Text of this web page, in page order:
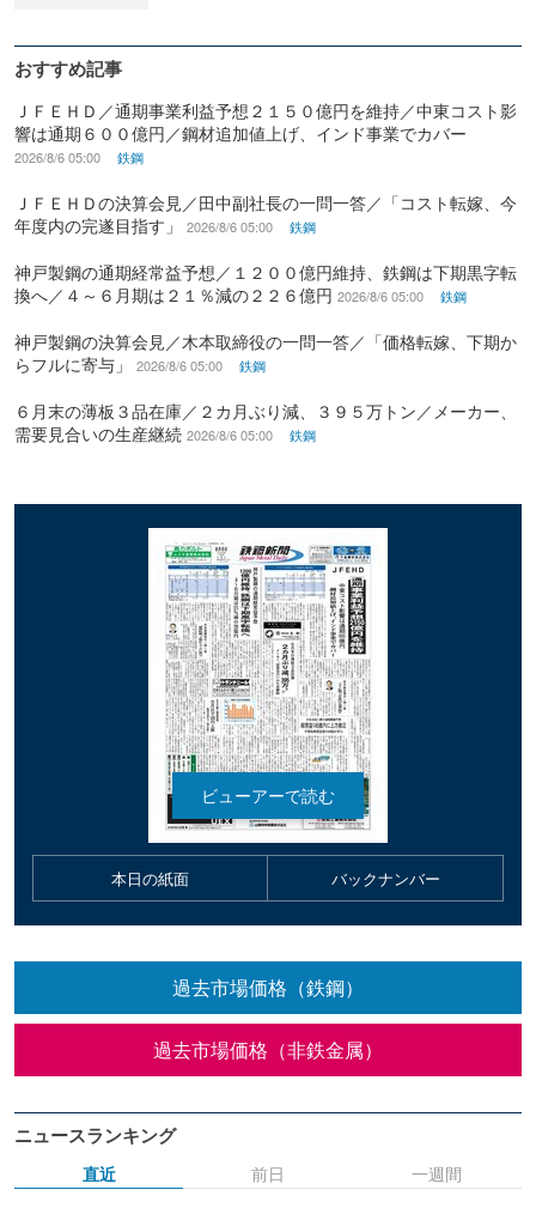
おすすめ記事
ＪＦＥＨＤ／通期事業利益予想２１５０億円を維持／中東コスト影
響は通期６００億円／鋼材追加値上げ、インド事業でカバー
2026/8/6 05:00 鉄鋼
ＪＦＥＨＤの決算会見／田中副社長の一問一答／「コスト転嫁、今
年度内の完遂目指す」
2026/8/6 05:00 鉄鋼
神戸製鋼の通期経常益予想／１２００億円維持、鉄鋼は下期黒字転
換へ／４～６月期は２１％減の２２６億円 2026/8/6 05:00 鉄鋼
神戸製鋼の決算会見／木本取締役の一問一答／「価格転嫁、下期か
らフルに寄与」
2026/8/6 05:00 鉄鋼
６月末の薄板３品在庫／２カ月ぶり減、３９５万トン／メーカー、
需要見合いの生産継続 2026/8/6 05:00 鉄鋼
本日の紙面 バックナンバー
過去市場価格（鉄鋼）
過去市場価格（非鉄金属）
ニュースランキング
直近
前日 一週間